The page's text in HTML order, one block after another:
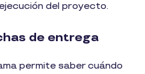
del proyecto.
de entrega
permite saber cuándo